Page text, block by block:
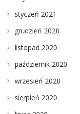
styczeń 2021
grudzień 2020
listopad 2020
październik 2020
wrzesień 2020
sierpień 2020